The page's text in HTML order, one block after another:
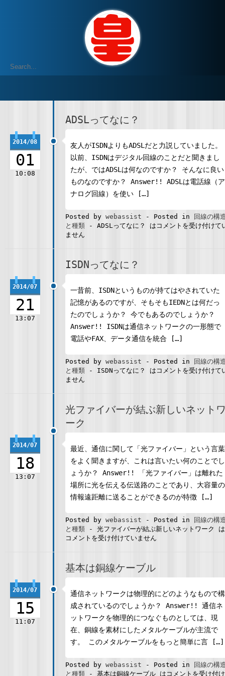
ADSLってなに？
2014/08
01
10:08
友人がISDNよりもADSLだと力説していました。
以前、ISDNはデジタル回線のことだと聞きまし
たが、ではADSLは何なのですか？ そんなに良い
ものなのですか？ Answer!! ADSLは電話線（ア
ナログ回線）を使い […]
Posted by webassist - Posted in
回線の構
と種類
- ADSLってなに？ は コメントを受け付けて
ません
ISDNってなに？
2014/07
21
13:07
一昔前、ISDNというものが持てはやされていた
記憶があるのですが、そもそもIEDNとは何だっ
たのでしょうか？ 今でもあるのでしょうか？
Answer!! ISDNは通信ネットワークの一形態で
電話やFAX、データ通信を統合 […]
Posted by webassist - Posted in
回線の構
と種類
- ISDNってなに？ は コメントを受け付けて
ません
光ファイバーが結ぶ新しいネット
ーク
2014/07
18
13:07
最近、通信に関して「光ファイバー」という言葉
をよく聞きますが、これは言いたい何のことでし
ょうか？ Answer!! 「光ファイバー」は離れた
場所に光を伝える伝送路のことであり、大容量の
情報遠距離に送ることができるのが特徴 […]
Posted by webassist - Posted in
回線の構
と種類
- 光ファイバーが結ぶ新しいネットワーク は
コメントを受け付けていません
基本は銅線ケーブル
2014/07
15
11:07
通信ネットワークは物理的にどのようなもので構
成されているのでしょうか？ Answer!! 通信ネ
ットワークを物理的につなぐものとしては、現
在、銅線を素材にしたメタルケーブルが主流で
す。 このメタルケーブルをもっと簡単に言 […]
Posted by webassist - Posted in
回線の構
と種類
- 基本は銅線ケーブル は コメントを受け付け